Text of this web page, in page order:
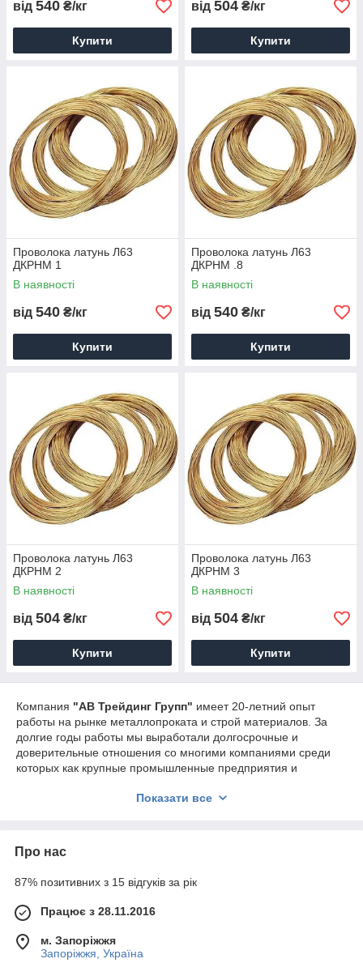
від 540 ₴/кг
Купити
від 504 ₴/кг
Купити
Проволока латунь Л63
ДКРНМ 1
В наявності
від 540 ₴/кг
Купити
Проволока латунь Л63
ДКРНМ .8
В наявності
від 540 ₴/кг
Купити
Проволока латунь Л63
ДКРНМ 2
В наявності
від 504 ₴/кг
Купити
Проволока латунь Л63
ДКРНМ 3
В наявності
від 504 ₴/кг
Купити
Компания "АВ Трейдинг Групп" имеет 20-летний опыт
работы на рынке металлопроката и строй материалов. За
долгие годы работы мы выработали долгосрочные и
доверительные отношения со многими компаниями среди
которых как крупные промышленные предприятия и
У нас Вы всегда найдете то, что Вам необходимо по лучшим
Консультації досвідчених менеджерів за
обсязі
Показати все
Про нас
87% позитивних з 15 відгуків за рік
Працює з 28.11.2016
м. Запоріжжя
Запоріжжя, Україна